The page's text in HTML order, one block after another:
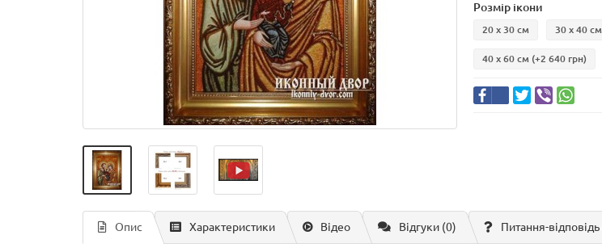
Розмір ікони
20 х 30 см 30 х 40 см
40 х 60 см (+2 640 грн)
Опис Характеристики Відео Відгуки (0) Питання-відповідь